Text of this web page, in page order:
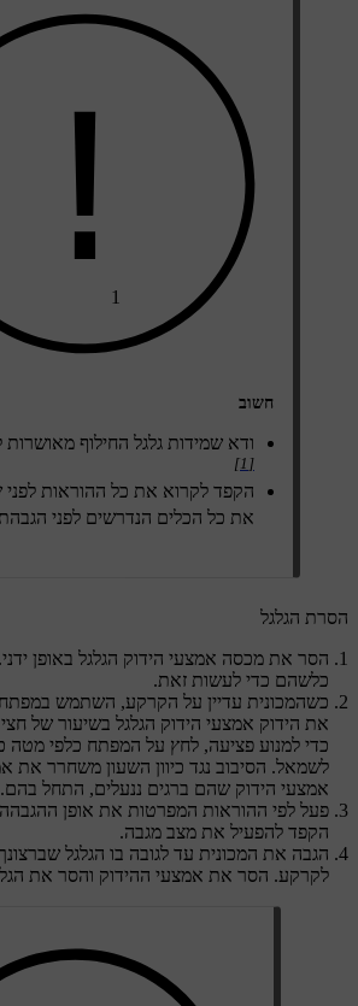
חשוב
ודא שמידות גלגל החילוף מאושרות
[1]
הקפד לקרוא את כל ההוראות
את כל הכלים הנדרשים לפני
הסרת הגלגל
הסר את מכסה אמצעי הידוק הגלגל באופן
כלשהם כדי לעשות זאת.
כשהמכונית עדיין על הקרקע, השתמש במפתח
את הידוק אמצעי הידוק הגלגל בשיעור של
כדי למנוע פציעה, לחץ על המפתח כלפי
לשמאל. הסיבוב נגד כיוון השעון משחרר את
אמצעי הידוק שהם ברגים ננעלים, התחל בהם.
פעל לפי ההוראות המפרטות את אופן
הקפד להפעיל את מצב מגבה.
הגבה את המכונית עד לגובה בו הגלגל
לקרקע. הסר את אמצעי ההידוק והסר את
1